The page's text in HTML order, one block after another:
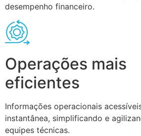
desempenho financeiro.
Operações mais
eficientes
Informações operacionais
instantânea, simplificando e
equipes técnicas.